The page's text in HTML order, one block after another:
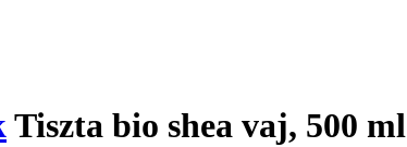
Tiszta bio shea vaj, 500 ml